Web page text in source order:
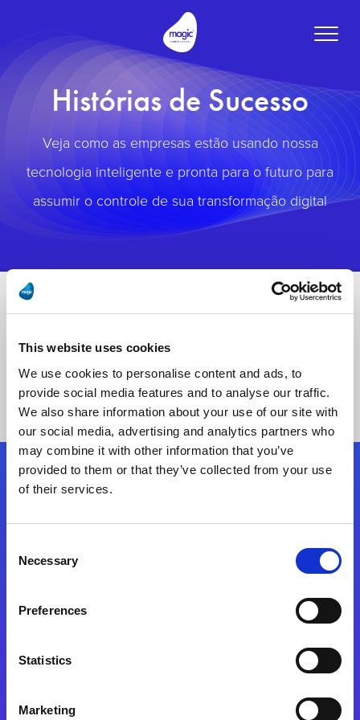
This website uses cookies
We use cookies to personalise content and ads, to
provide social media features and to analyse our traffic.
We also share information about your use of our site with
our social media, advertising and analytics partners who
may combine it with other information that you’ve
provided to them or that they’ve collected from your use
of their services.
Selection
Necessary
Preferences
Statistics
Marketing
Toggle
Histórias de Sucesso
Veja como as empresas estão usando nossa
tecnologia inteligente e pronta para o futuro para
assumir o controle de sua transformação digital
Siga-nos